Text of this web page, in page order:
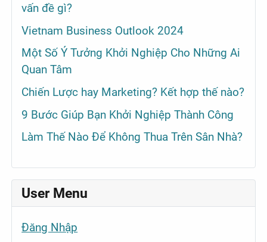
vấn đề gì?
Vietnam Business Outlook 2024
Một Số Ý Tưởng Khởi Nghiệp Cho Những Ai
Quan Tâm
Chiến Lược hay Marketing? Kết hợp thế nào?
9 Bước Giúp Bạn Khởi Nghiệp Thành Công
Làm Thế Nào Để Không Thua Trên Sân Nhà?
User Menu
Đăng Nhập